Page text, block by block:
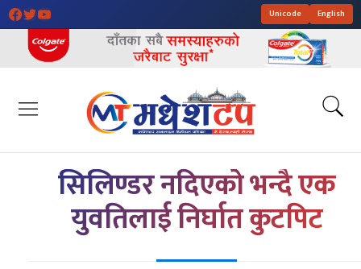
Unicode English
सिलिण्डर नदिएको भन्दै एक
युवतिलाई निर्घात कुटपिट